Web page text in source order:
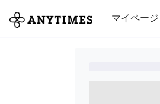
マイページ
全て 修理・組立